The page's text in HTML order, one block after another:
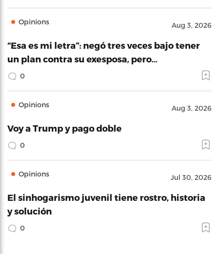
Opinions Aug 3, 2026
“Esa es mi letra”: negó tres veces bajo tener
un plan contra su exesposa, pero…
0
Opinions Aug 3, 2026
Voy a Trump y pago doble
0
Opinions Jul 30, 2026
El sinhogarismo juvenil tiene rostro, historia
y solución
0